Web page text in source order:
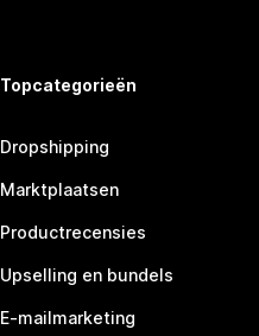
Topcategorieën
Dropshipping
Marktplaatsen
Productrecensies
Upselling en bundels
E-mailmarketing